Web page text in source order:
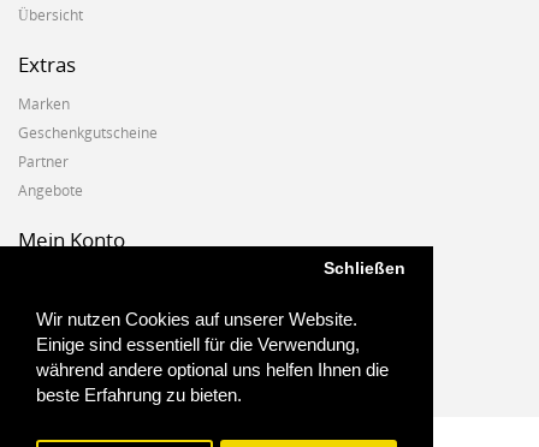
Wir nutzen Cookies auf unserer Website.
Einige sind essentiell für die Verwendung,
während andere optional uns helfen Ihnen die
beste Erfahrung zu bieten.
Schließen
Übersicht
Extras
Marken
Geschenkgutscheine
Partner
Angebote
Mein Konto
Auftragshistorie
Wunschzettel
Newsletter